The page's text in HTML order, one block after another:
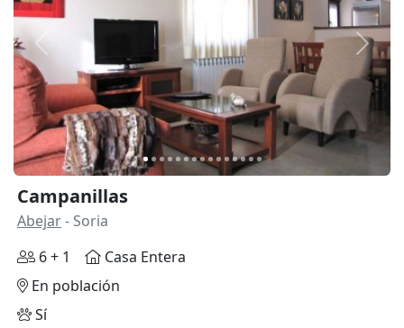
Anterior
Campanillas
Abejar- Soria
6 + 1
Casa Entera
En población
Sí